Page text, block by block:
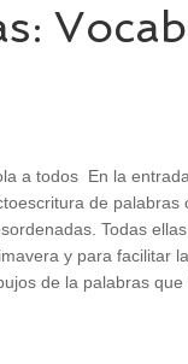
a todos En la
de palabras
Todas
y para facilitar
de la palabras que